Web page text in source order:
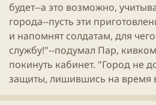
будет--а это возможно,
города--пусть эти
и напомнят солдатам, для
службу!"--подумал Пар,
покинуть кабинет. "Город не
защиты, лишившись на время